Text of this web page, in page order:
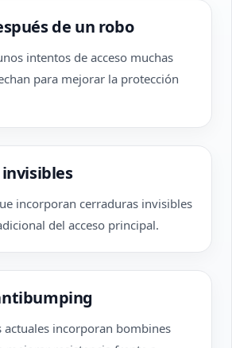
de un robo
intentos de acceso muchas
para mejorar la protección
incorporan cerraduras invisibles
del acceso principal.
actuales incorporan bombines